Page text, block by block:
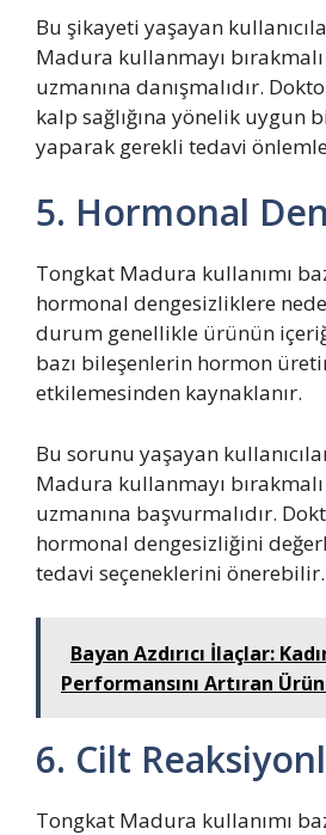
Bu şikayeti yaşayan
Madura kullanmayı
uzmanına danışmalıdır.
kalp sağlığına yönelik uygun
yaparak gerekli tedavi
5. Hormonal
Tongkat Madura kullanımı
hormonal dengesizliklere
durum genellikle ürünün
bazı bileşenlerin hormon
etkilemesinden kaynaklanır.
Bu sorunu yaşayan
Madura kullanmayı
uzmanına başvurmalıdır.
hormonal dengesizliğini
tedavi seçeneklerini önerebilir.
Bayan Azdırıcı İlaçlar:
Performansını Artıran
6. Cilt
Tongkat Madura kullanımı